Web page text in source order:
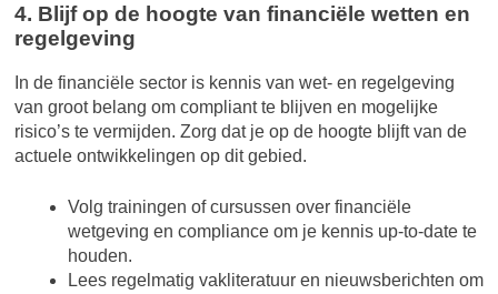
4. Blijf op de hoogte van financiële wetten en
regelgeving
In de financiële sector is kennis van wet- en regelgeving
van groot belang om compliant te blijven en mogelijke
risico’s te vermijden. Zorg dat je op de hoogte blijft van de
actuele ontwikkelingen op dit gebied.
Volg trainingen of cursussen over financiële
wetgeving en compliance om je kennis up-to-date te
houden.
Lees regelmatig vakliteratuur en nieuwsberichten om